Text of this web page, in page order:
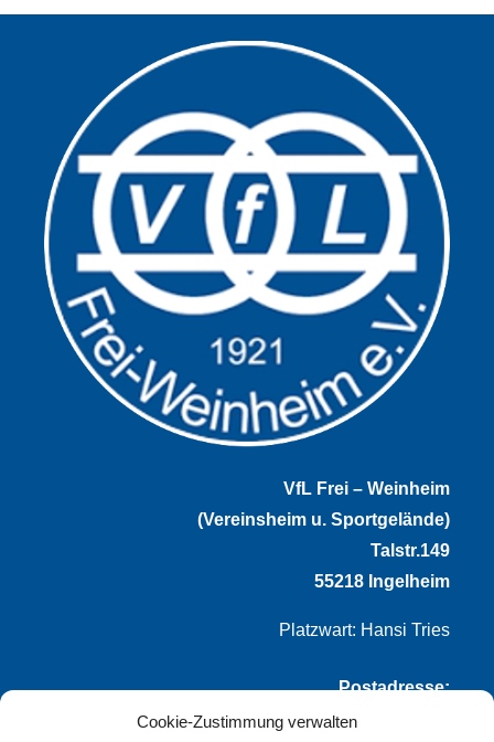
Cookie-Zustimmung verwalten
VfL Frei – Weinheim
(Vereinsheim u. Sportgelände)
Talstr.149
55218 Ingelheim
Platzwart: Hansi Tries
Postadresse:
VfL Frei-Weinheim 1921 e.V.